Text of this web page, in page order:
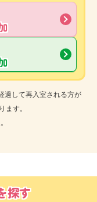
過して再入室される方が
ます。
探す